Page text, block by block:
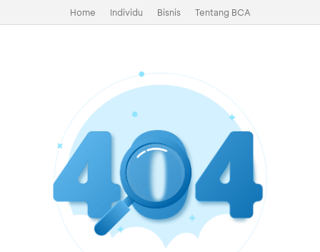
Home Individu Bisnis Tentang BCA